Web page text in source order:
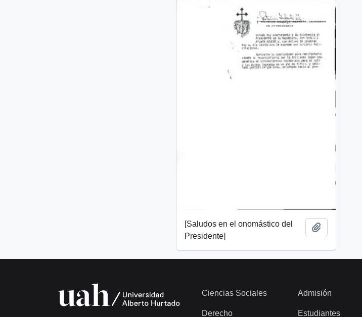
[Saludos en el onomástico del
Presidente]
Ciencias Sociales
Derecho
Admisión
Estudiantes